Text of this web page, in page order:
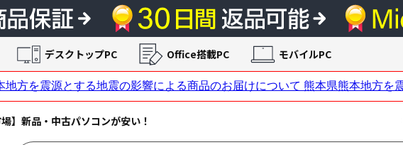
】新品・中古パソコンが安い！
デスクトップPC Office搭載PC モバイルPC